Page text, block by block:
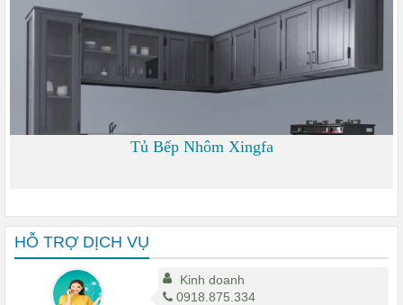
Tủ Bếp Nhôm Xingfa
0
HỖ TRỢ DỊCH VỤ
Kinh doanh
0918.875.334